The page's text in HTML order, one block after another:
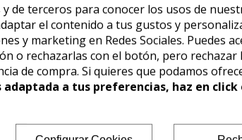
de terceros para conocer los usos de
el contenido a tus gustos y
y marketing en Redes Sociales. Puedes
o rechazarlas con el botón, pero rechazar
de compra. Si quieres que podamos
a tus preferencias, haz en click